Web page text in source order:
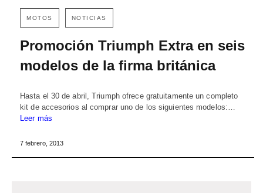
MOTOS NOTICIAS
Promoción Triumph Extra en seis
modelos de la firma británica
Hasta el 30 de abril, Triumph ofrece gratuitamente un completo
kit de accesorios al comprar uno de los siguientes modelos:…
Leer más
7 febrero, 2013